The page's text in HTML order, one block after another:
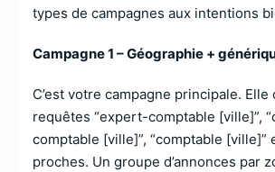
types de campagnes aux intentions
Campagne 1 – Géographie +
C’est votre campagne principale. Elle
requêtes “expert-comptable [ville]”,
comptable [ville]”, “comptable [ville]”
proches. Un groupe d’annonces par